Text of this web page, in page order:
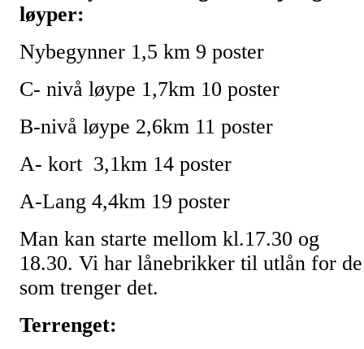
løyper:
Nybegynner 1,5 km 9 poster
C- nivå løype 1,7km 10 poster
B-nivå løype 2,6km 11 poster
A- kort 3,1km 14 poster
A-Lang 4,4km 19 poster
Man kan starte mellom kl.17.30 og
18.30. Vi har lånebrikker til utlån for de
som trenger det.
Terrenget: